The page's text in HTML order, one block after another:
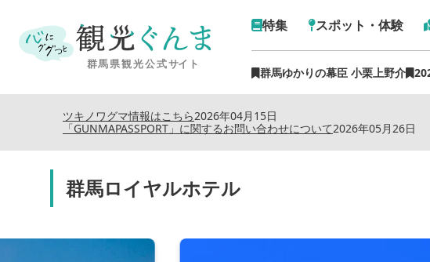
特集 スポット・体験
群馬ゆかりの幕臣 小栗上野介
2026年04月15日
ツキノワグマ情報はこちら
2026年05月26日
「GUNMAPASSPORT」に関するお問い合わせについて
群馬ロイヤルホテル